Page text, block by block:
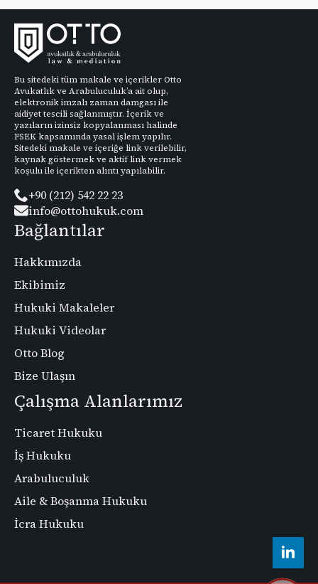
Bu sitedeki tüm makale ve içerikler Otto
Avukatlık ve Arabuluculuk’a ait olup,
elektronik imzalı zaman damgası ile
aidiyet tescili sağlanmıştır. İçerik ve
yazıların izinsiz kopyalanması halinde
FSEK kapsamında yasal işlem yapılır.
Sitedeki makale ve içeriğe link verilebilir,
kaynak göstermek ve aktif link vermek
koşulu ile içerikten alıntı yapılabilir.
+90 (212) 542 22 23
info@ottohukuk.com
Bağlantılar
Hakkımızda
Ekibimiz
Hukuki Makaleler
Hukuki Videolar
Otto Blog
Bize Ulaşın
Çalışma Alanlarımız
Ticaret Hukuku
İş Hukuku
Arabuluculuk
Aile & Boşanma Hukuku
İcra Hukuku